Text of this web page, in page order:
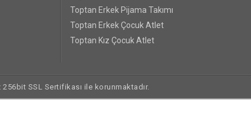
Toptan Erkek Pijama Takımı
Toptan Erkek Çocuk Atlet
Toptan Kız Çocuk Atlet
SSL Sertifikası ile korunmaktadır.